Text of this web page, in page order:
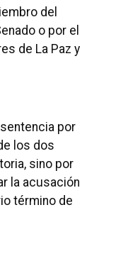
del
o por el
de La Paz y
por
los dos
sino por
la acusación
término de